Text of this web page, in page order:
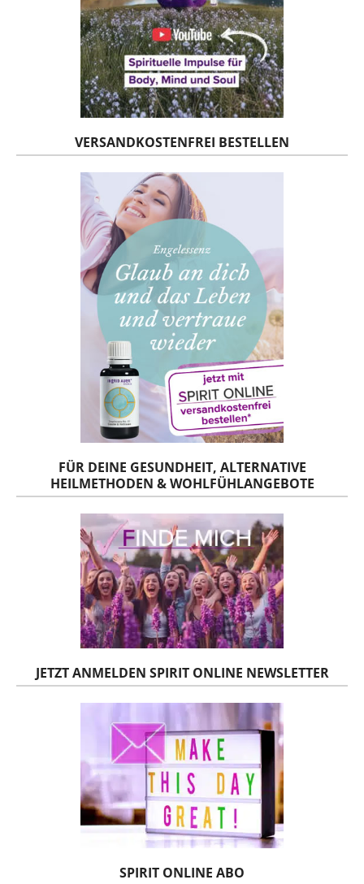
VERSANDKOSTENFREI BESTELLEN
FÜR DEINE GESUNDHEIT, ALTERNATIVE
HEILMETHODEN & WOHLFÜHLANGEBOTE
JETZT ANMELDEN SPIRIT ONLINE NEWSLETTER
SPIRIT ONLINE ABO